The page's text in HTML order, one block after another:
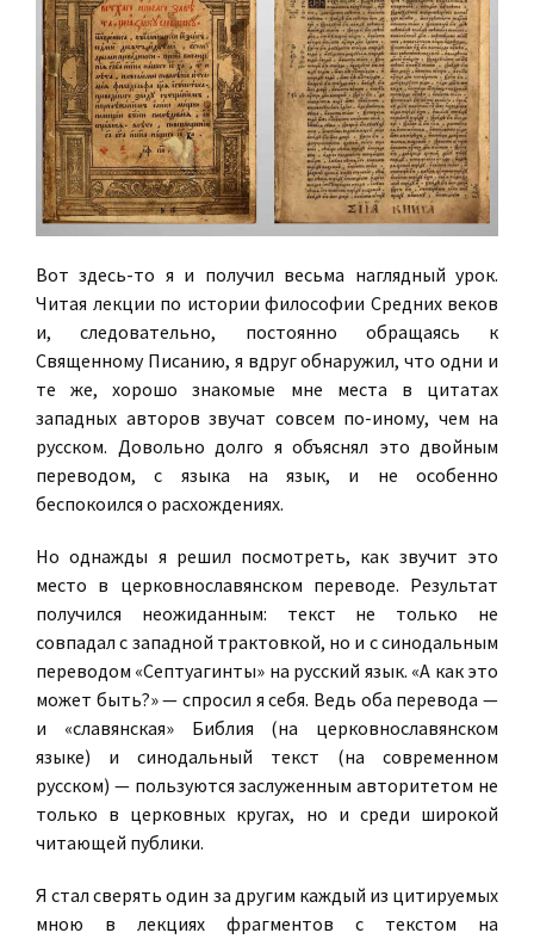
Вот здесь-то я и получил весьма наглядный урок.
Читая лекции по истории философии Средних веков
и, следовательно, постоянно обращаясь к
Священному Писанию, я вдруг обнаружил, что одни и
те же, хорошо знакомые мне места в цитатах
западных авторов звучат совсем по-иному, чем на
русском. Довольно долго я объяснял это двойным
переводом, с языка на язык, и не особенно
беспокоился о расхождениях.
Но однажды я решил посмотреть, как звучит это
место в церковнославянском переводе. Результат
получился неожиданным: текст не только не
совпадал с западной трактовкой, но и с синодальным
переводом «Септуагинты» на русский язык. «А как это
может быть?» — спросил я себя. Ведь оба перевода —
и «славянская» Библия (на церковнославянском
языке) и синодальный текст (на современном
русском) — пользуются заслуженным авторитетом не
только в церковных кругах, но и среди широкой
читающей публики.
Я стал сверять один за другим каждый из цитируемых
мною в лекциях фрагментов с текстом на